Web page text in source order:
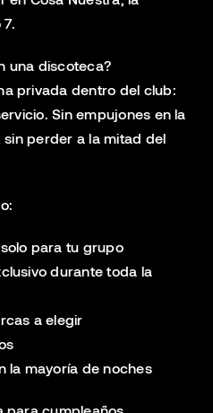
una discoteca?
privada dentro del club:
Sin empujones en la
perder a la mitad del
para tu grupo
durante toda la
a elegir
la mayoría de noches